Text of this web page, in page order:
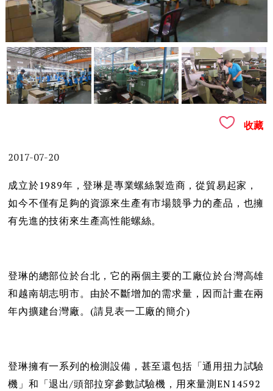
收藏
2017-07-20
成立於1989年，登琳是專業螺絲製造商，從貿易起家，
如今不僅有足夠的資源來生產有市場競爭力的產品，也擁
有先進的技術來生產高性能螺絲。
登琳的總部位於台北，它的兩個主要的工廠位於台灣高雄
和越南胡志明市。由於不斷增加的需求量，因而計畫在兩
年內擴建台灣廠。(請見表一工廠的簡介)
登琳擁有一系列的檢測設備，甚至還包括「通用扭力試驗
機」和「退出/頭部拉穿參數試驗機，用來量測EN14592